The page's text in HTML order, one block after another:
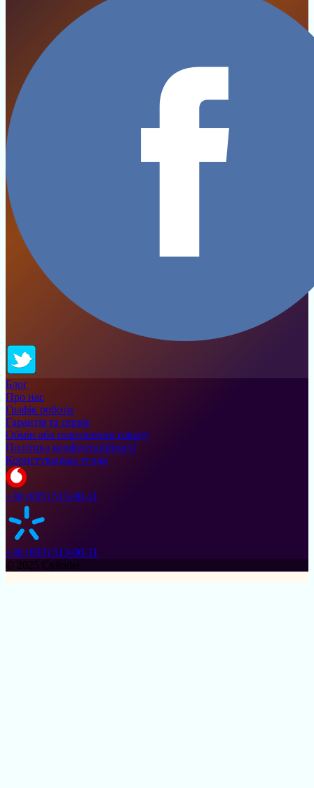
Блог
Про нас
Графік роботи
Гарантія та сервіс
Обмін або повернення товару
Політика конфіденційності
Користувацька угода
+38 (095) 513-00-11
+38 (093) 513-00-11
© 2025 Cylinder